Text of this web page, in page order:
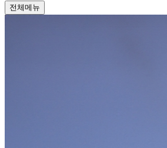
전체메뉴